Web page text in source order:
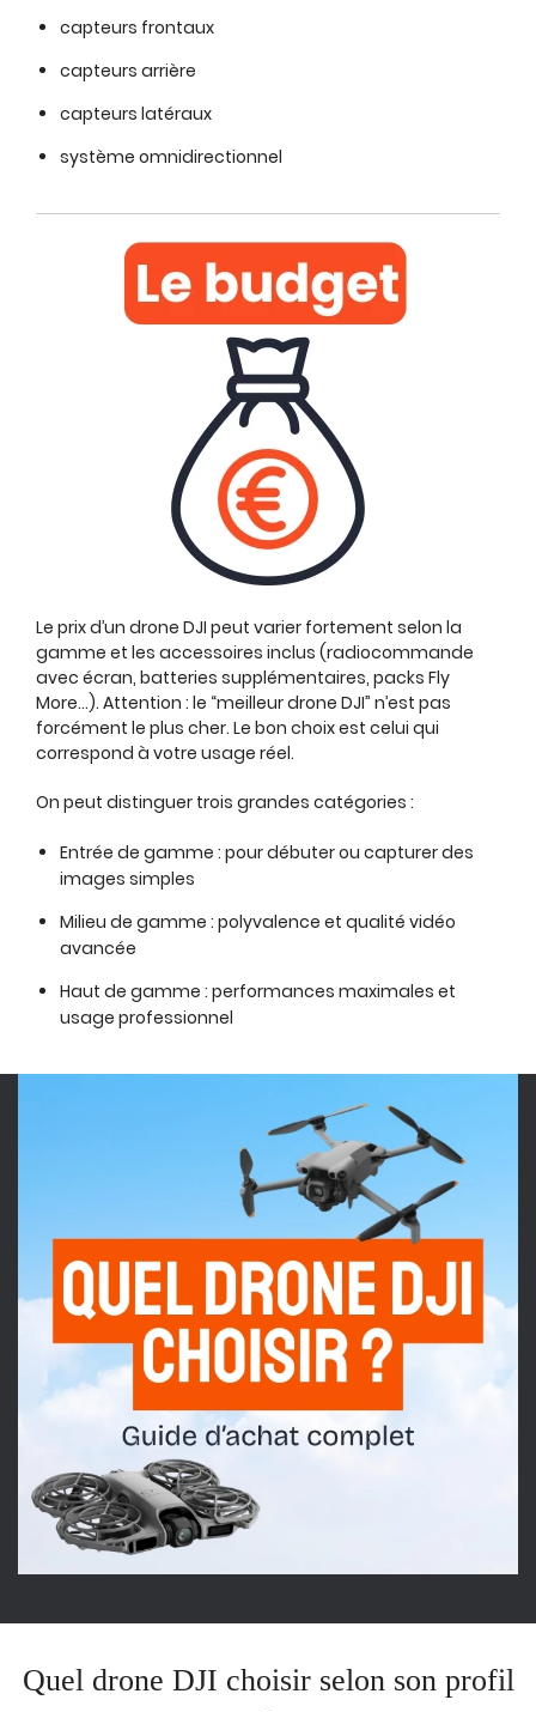
capteurs frontaux
capteurs arrière
capteurs latéraux
système omnidirectionnel
Le prix d’un drone DJI peut varier fortement selon la
gamme et les accessoires inclus (radiocommande
avec écran, batteries supplémentaires, packs Fly
More…). Attention : le “meilleur drone DJI” n’est pas
forcément le plus cher. Le bon choix est celui qui
correspond à votre usage réel.
On peut distinguer trois grandes catégories :
Entrée de gamme : pour débuter ou capturer des
images simples
Milieu de gamme : polyvalence et qualité vidéo
avancée
Haut de gamme : performances maximales et
usage professionnel
Quel drone DJI choisir selon son profil